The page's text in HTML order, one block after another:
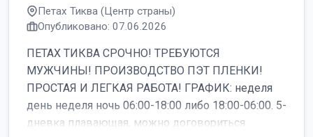
Петах Тиква (Центр страны)
Опубликовано: 07.06.2026
ПЕТАХ ТИКВА СРОЧНО! ТРЕБУЮТСЯ
МУЖЧИНЫ! ПРОИЗВОДСТВО ПЭТ ПЛЕНКИ!
ПРОСТАЯ И ЛЕГКАЯ РАБОТА! ГРАФИК: неделя
день неделя ночь 06:00-18:00 либо 18:00-06:00. 5-
дневка плавающая, можно договориться